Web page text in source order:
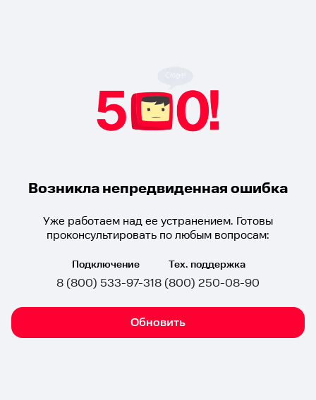
Возникла непредвиденная ошибка
Уже работаем над ее устранением. Готовы
проконсультировать по любым вопросам:
Подключение
8 (800) 533-97-31
Тех. поддержка
8 (800) 250-08-90
Обновить